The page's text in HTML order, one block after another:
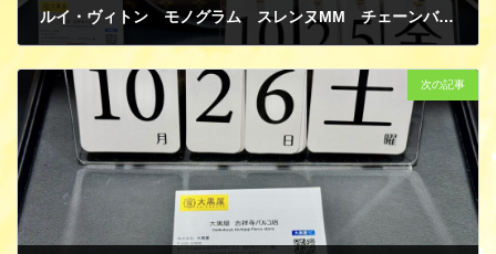
ルイ・ヴィトン モノグラム スレンヌMM チェーンバッグ 買取
次の記事